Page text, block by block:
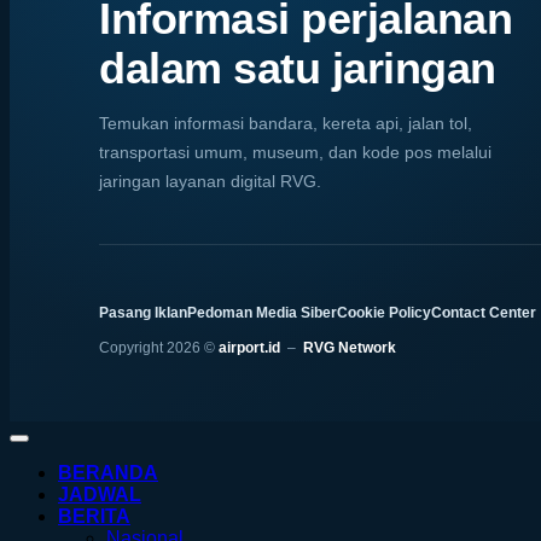
Informasi perjalanan
dalam satu jaringan
Temukan informasi bandara, kereta api, jalan tol,
transportasi umum, museum, dan kode pos melalui
jaringan layanan digital RVG.
Pasang IklanPedoman Media SiberCookie PolicyContact Center
Copyright 2026 © airport.id – RVG Network
BERANDA
JADWAL
BERITA